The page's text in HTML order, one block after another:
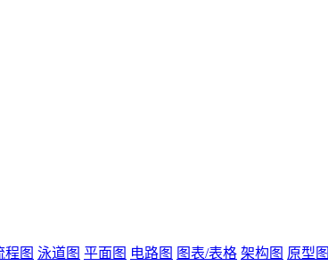
程图 泳道图 平面图 电路图 图表/表格 架构图 原型图